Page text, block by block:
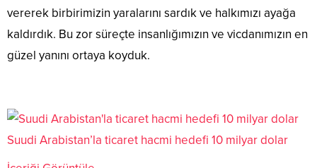
vererek birbirimizin yaralarını sardık ve halkımızı ayağa
kaldırdık. Bu zor süreçte insanlığımızın ve vicdanımızın en
güzel yanını ortaya koyduk.
Suudi Arabistan’la ticaret hacmi hedefi 10 milyar dolar